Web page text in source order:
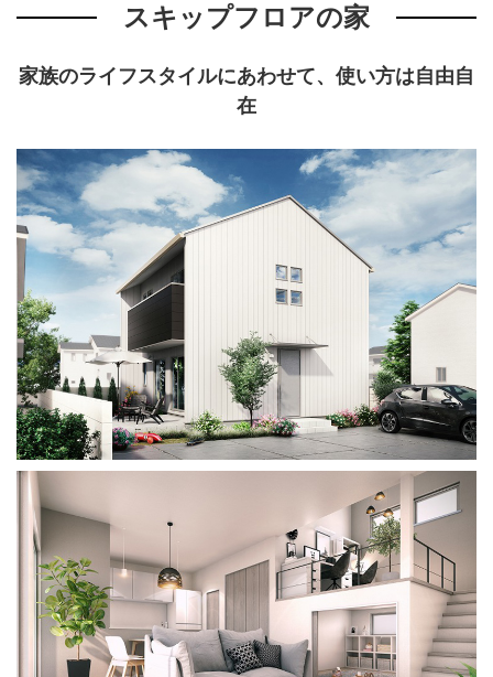
スキップフロアの家
家族のライフスタイルにあわせて、使い方は自由自
在